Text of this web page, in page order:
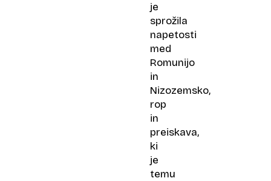
je
sprožila
napetosti
med
Romunijo
in
Nizozemsko,
rop
in
preiskava,
ki
je
temu